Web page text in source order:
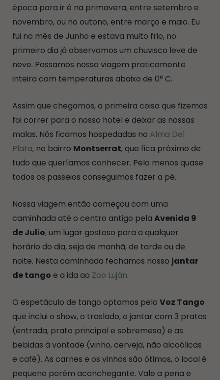
época para ir é na primavera, entre setembro e
novembro, ou no outono, entre março e maio. Eu
fui no mês de Junho e estava muito frio, no
primeiro dia já observamos um chuvisco leve de
neve. Passamos nossa viagem praticamente
inteira com temperaturas abaixo de 0° C.
Assim que chegamos, a primeira coisa que fizemos
foi correr para o nosso hotel e deixar as nossas
malas. Nós ficamos hospedadas no Alma Del
Plata, no bairro Montserrat, que fica próximo de
tudo que queríamos conhecer. Pelo menos quase
todos os passeios conseguimos fazer a pé.
Nossa viagem então começou com uma
caminhada até o centro antigo pela Avenida 9
de Julio, um lugar gostoso para a qualquer
horário do dia, seja de manhã, de tarde ou de
noite. Nesta caminhada fechamos nosso jantar
de tango e a ida ao Zoo Luján.
O espetáculo de tango optamos pelo Voz Tango
que inclui o show, o traslado, o jantar com 3 pratos
(entrada, prato principal e sobremesa) e as
bebidas à vontade (vinho, cerveja, não alcoólicas
e café). As carnes e os vinhos são ótimos, o local é
pequeno porém aconchegante. Vale a pena e